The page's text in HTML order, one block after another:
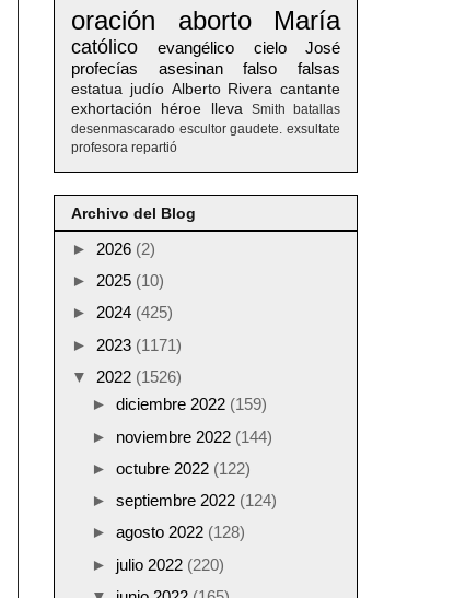
oración aborto María
católico evangélico cielo
José
profecías
asesinan falso falsas
estatua judío Alberto Rivera cantante
exhortación
héroe lleva Smith
batallas
desenmascarado escultor gaudete. exsultate
profesora repartió
Archivo del Blog
► 2026 (2)
► 2025 (10)
► 2024 (425)
► 2023 (1171)
▼ 2022 (1526)
► diciembre 2022 (159)
► noviembre 2022 (144)
► octubre 2022 (122)
► septiembre 2022 (124)
► agosto 2022 (128)
► julio 2022 (220)